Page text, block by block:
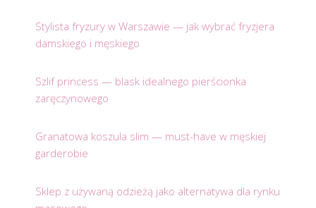
Stylista fryzury w Warszawie — jak wybrać fryzjera
damskiego i męskiego
Szlif princess — blask idealnego pierścionka
zaręczynowego
Granatowa koszula slim — must-have w męskiej
garderobie
Sklep z używaną odzieżą jako alternatywa dla rynku